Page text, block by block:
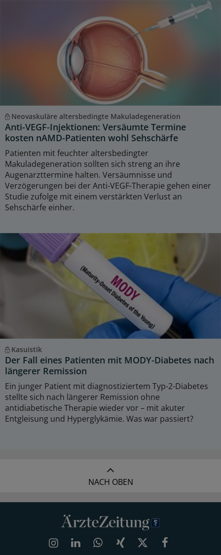
Neovaskuläre altersbedingte Makuladegeneration
Anti-VEGF-Injektionen: Versäumte Termine
kosten nAMD-Patienten wohl Sehschärfe
Patienten mit feuchter altersbedingter
Makuladegeneration sollten sich streng an ihre
Augenarzttermine halten. Versäumnisse und
Verzögerungen bei der Anti-VEGF-Therapie gehen einer
Studie zufolge mit einem verstärkten Verlust an
Sehschärfe einher.
Kasuistik
Der Fall eines Patienten mit MODY-Diabetes nach
längerer Remission
Ein junger Patient mit diagnostiziertem Typ-2-Diabetes
stellte sich nach längerer Remission ohne
antidiabetische Therapie wieder vor – mit akuter
Entgleisung und Hyperglykämie. Was war passiert?
NACH OBEN